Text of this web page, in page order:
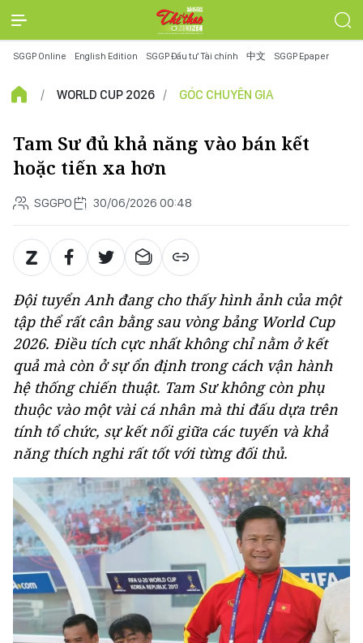
SGGP Online English Edition SGGP Đầu tư Tài chính 中文 SGGP Epaper
WORLD CUP 2026 GÓC CHUYÊN GIA
Tam Sư đủ khả năng vào bán kết
hoặc tiến xa hơn
SGGPO 30/06/2026 00:48
Đội tuyển Anh đang cho thấy hình ảnh của một
tập thể rất cân bằng sau vòng bảng World Cup
2026. Điều tích cực nhất không chỉ nằm ở kết
quả mà còn ở sự ổn định trong cách vận hành
hệ thống chiến thuật. Tam Sư không còn phụ
thuộc vào một vài cá nhân mà thi đấu dựa trên
tính tổ chức, sự kết nối giữa các tuyến và khả
năng thích nghi rất tốt với từng đối thủ.